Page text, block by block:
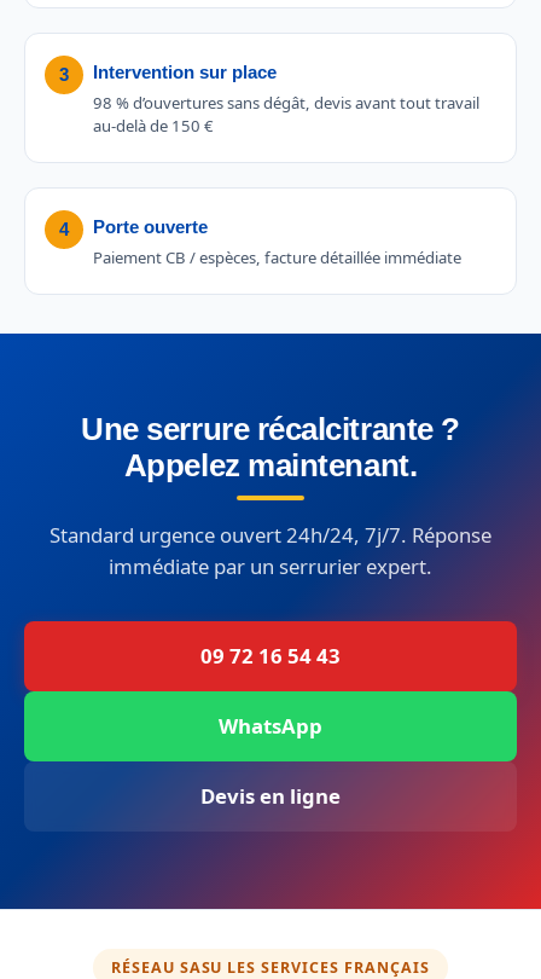
3 Intervention sur place
98 % d’ouvertures sans dégât, devis avant tout travail
au-delà de 150 €
4 Porte ouverte
Paiement CB / espèces, facture détaillée immédiate
Une serrure récalcitrante ?
Appelez maintenant.
Standard urgence ouvert 24h/24, 7j/7. Réponse
immédiate par un serrurier expert.
09 72 16 54 43
WhatsApp
Devis en ligne
RÉSEAU SASU LES SERVICES FRANÇAIS